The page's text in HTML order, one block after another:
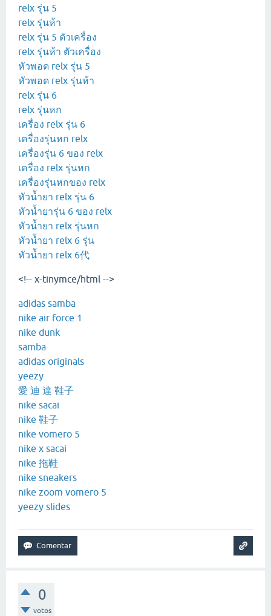
relx รุ่น 5
relx รุ่นห้า
relx รุ่น 5 ตัวเครื่อง
relx รุ่นห้า ตัวเครื่อง
หัวพอด relx รุ่น 5
หัวพอด relx รุ่นห้า
relx รุ่น 6
relx รุ่นหก
เครื่อง relx รุ่น 6
เครื่องรุ่นหก relx
เครื่องรุ่น 6 ของ relx
เครื่อง relx รุ่นหก
เครื่องรุ่นหกของ relx
หัวน้ำยา relx รุ่น 6
หัวน้ำยารุ่น 6 ของ relx
หัวน้ำยา relx รุ่นหก
หัวน้ำยา relx 6 รุ่น
หัวน้ำยา relx 6代
<!-- x-tinymce/html -->
adidas samba
nike air force 1
nike dunk
samba
adidas originals
yeezy
愛 迪 達 鞋子
nike sacai
nike 鞋子
nike vomero 5
nike x sacai
nike 拖鞋
nike sneakers
nike zoom vomero 5
yeezy slides
0
votos